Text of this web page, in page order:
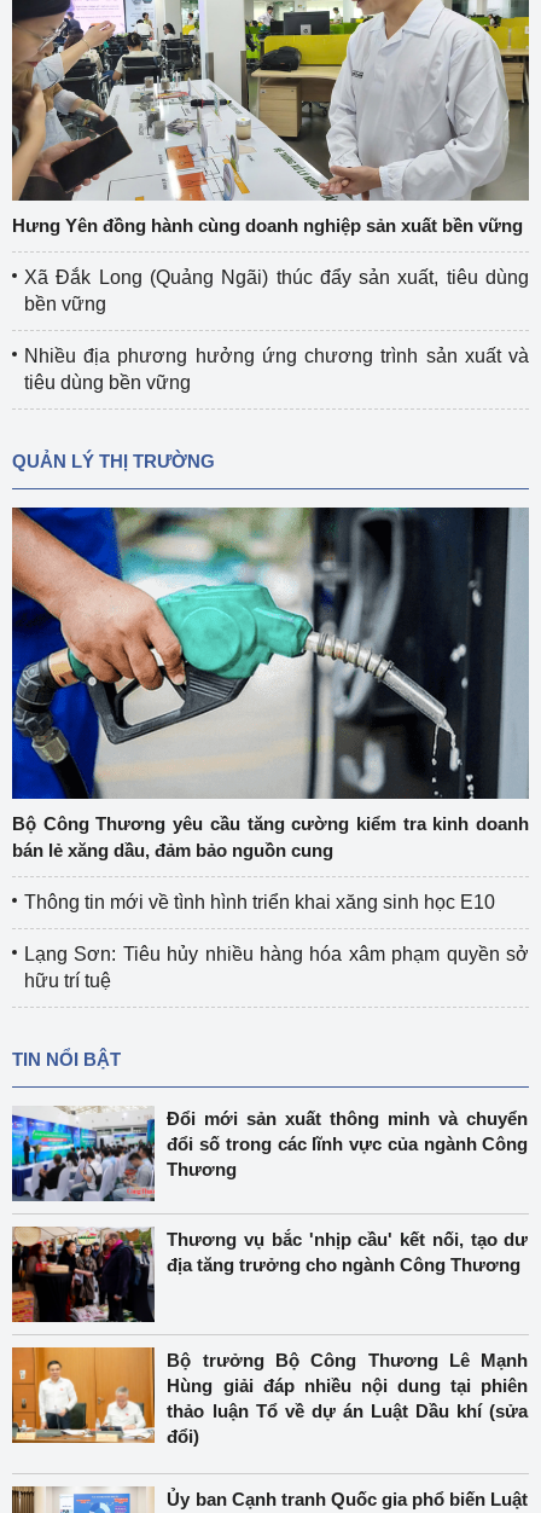
Hưng Yên đồng hành cùng doanh nghiệp sản xuất bền vững
Xã Đắk Long (Quảng Ngãi) thúc đẩy sản xuất, tiêu dùng
bền vững
Nhiều địa phương hưởng ứng chương trình sản xuất và
tiêu dùng bền vững
QUẢN LÝ THỊ TRƯỜNG
Bộ Công Thương yêu cầu tăng cường kiểm tra kinh doanh
bán lẻ xăng dầu, đảm bảo nguồn cung
Thông tin mới về tình hình triển khai xăng sinh học E10
Lạng Sơn: Tiêu hủy nhiều hàng hóa xâm phạm quyền sở
hữu trí tuệ
TIN NỔI BẬT
Đổi mới sản xuất thông minh và chuyển
đổi số trong các lĩnh vực của ngành Công
Thương
Thương vụ bắc 'nhịp cầu' kết nối, tạo dư
địa tăng trưởng cho ngành Công Thương
Bộ trưởng Bộ Công Thương Lê Mạnh
Hùng giải đáp nhiều nội dung tại phiên
thảo luận Tổ về dự án Luật Dầu khí (sửa
đổi)
Ủy ban Cạnh tranh Quốc gia phổ biến Luật